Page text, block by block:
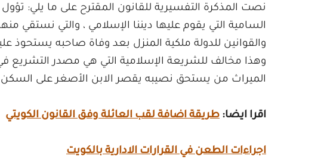
نصت المذكرة التفسيرية للقانون المقترح على ما يلي:
السامية التي يقوم عليها ديننا الإسلامي ، والتي نستقي
والقوانين للدولة ملكية المنزل بعد وفاة صاحبه يستحوذ
وهذا مخالف للشريعة الإسلامية التي هي مصدر التشريع
الميراث من يستحق نصيبه يقصر الابن الأصغر على السكن
اقرا ايضا: طريقة اضافة لقب العائلة وفق القانون الكويتي
اجراءات الطعن في القرارات الادارية بالكويت